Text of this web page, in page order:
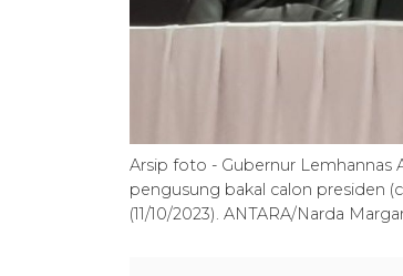
Arsip foto - Gubernur
pengusung bakal calon presiden
(11/10/2023). ANTARA/Narda